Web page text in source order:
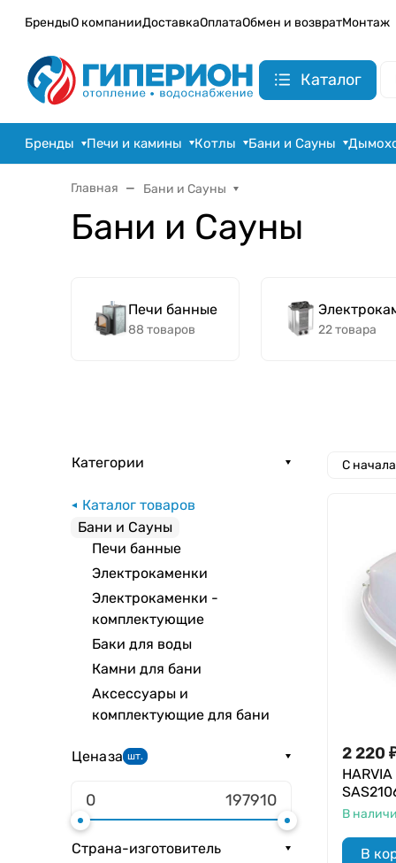
БрендыО компанииДоставкаОплатаОбмен и возвратМонтаж
Каталог
Бренды Печи и камины Котлы Бани и Сауны
Главная Бани и Сауны
Бани и Сауны
Печи банные
88 товаров 22 товара
Категории
Каталог товаров
Бани и Сауны
Печи банные
Электрокаменки
Электрокаменки -
комплектующие
Баки для воды
Камни для бани
Аксессуары и
комплектующие для бани
Ценаза шт.
Страна-изготовитель
С
2 220
В
В